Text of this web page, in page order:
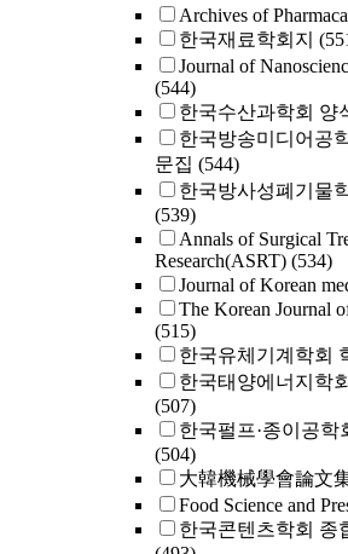
Archives of
한국재료학회지
Journal of
(544)
한국수산과학회 양
한국방송미디어공
문집 (544)
한국방사성폐기물
(539)
Annals of Surgical
Research(ASRT) (534)
Journal of Korean
The Korean Journal
(515)
한국유체기계학회
한국태양에너지학
(507)
한국펄프·종이공학
(504)
大韓機械學會論文
Food Science and
한국콘텐츠학회 종